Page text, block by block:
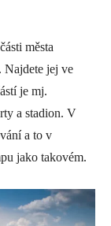
města
Najdete jej ve
je mj.
a stadion. V
a to v
jako takovém.